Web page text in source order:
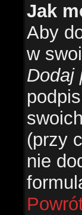
Jak
Aby
w
Dodaj
(przy
nie